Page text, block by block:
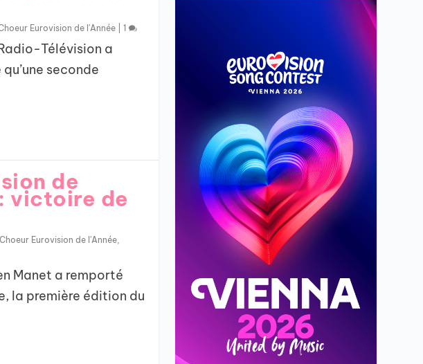
Eurovision de l'Année| 1
Télévision a
seconde
de
: victoire de
Choeur Eurovision de l'Année,
Manet a remporté
la première édition du